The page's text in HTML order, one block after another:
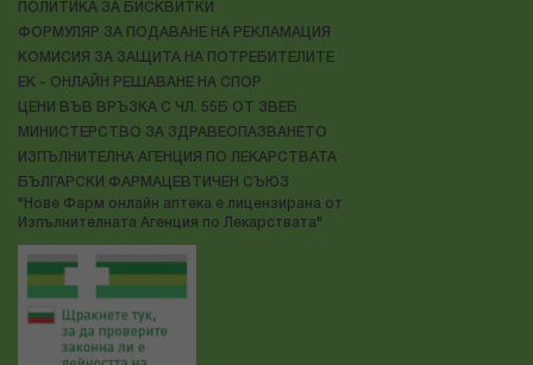
ПОЛИТИКА ЗА БИСКВИТКИ
ФОРМУЛЯР ЗА ПОДАВАНЕ НА РЕКЛАМАЦИЯ
КОМИСИЯ ЗА ЗАЩИТА НА ПОТРЕБИТЕЛИТЕ
ЕК - ОНЛАЙН РЕШАВАНЕ НА СПОР
ЦЕНИ ВЪВ ВРЪЗКА С ЧЛ. 55Б ОТ ЗВЕБ
МИНИСТЕРСТВО ЗА ЗДРАВЕОПАЗВАНЕТО
ИЗПЪЛНИТЕЛНА АГЕНЦИЯ ПО ЛЕКАРСТВАТА
БЪЛГАРСКИ ФАРМАЦЕВТИЧЕН СЪЮЗ
"Нове Фарм онлайн аптека е лицензирана от
Изпълнителната Агенция по Лекарствата"